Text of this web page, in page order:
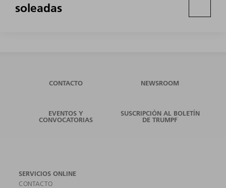
soleadas
CONTACTO NEWSROOM
EVENTOS Y
CONVOCATORIAS
SUSCRIPCIÓN AL BOLETÍN
DE TRUMPF
SERVICIOS ONLINE
CONTACTO